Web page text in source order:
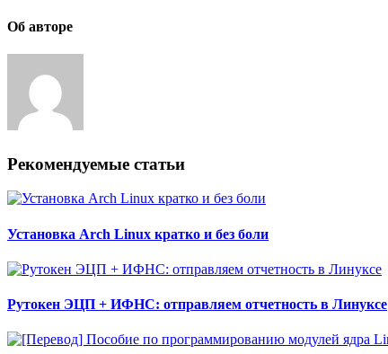
Об авторе
Рекомендуемые статьи
Установка Arch Linux кратко и без боли
Рутокен ЭЦП + ИФНС: отправляем отчетность в Линуксе